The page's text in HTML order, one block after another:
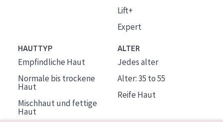
Lift+
Expert
HAUTTYP
Empfindliche Haut
Normale bis trockene
Haut
Mischhaut und fettige
Haut
ALTER
Jedes alter
Alter: 35 to 55
Reife Haut